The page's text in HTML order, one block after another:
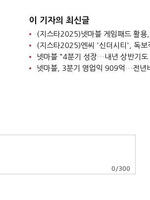
이 기자의 최신글
(지스타2025)넷마블 게임패드 활
(지스타2025)엔씨 '신더시티', 독보
넷마블 "4분기 성장…내년 상반기도
넷마블, 3분기 영업익 909억…전년
0 /300